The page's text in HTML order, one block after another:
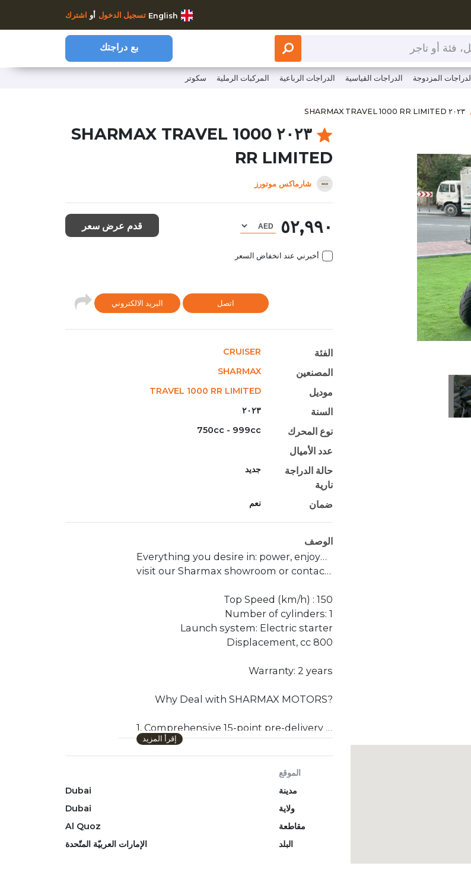
English تسجيل الدخول أو اشترك
بع دراجتك
الدراجات المزدوجة الدراجات القياسية الدراجات الرباعية المركبات الرملية سكوتر
https://www.clutchcycles.com/arhttps://www.clutchcycles.com/item/2023-sharmax-travel-1000-rr-limited
٢٠٢٣ SHARMAX TRAVEL 1000 RR LIMITED
٢٠٢٣ SHARMAX TRAVEL 1000 RR LIMITED
٢٠٢٣ SHARMAX TRAVEL 1000
RR LIMITED
شارماكس موتورز
٥٢,٩٩٠
أخبرني عند انخفاض السعر
قدم عرض سعر
اتصل البريد الالكتروني
الفئة CRUISER
المصنعين SHARMAX
موديل TRAVEL 1000 RR LIMITED
السنة ٢٠٢٣
نوع المحرك 750cc - 999cc
عدد الأميال
حالة الدراجة
نارية
جديد
ضمان نعم
الوصف
Everything you desire in: power, enjoyment, excellence, luxury, and flawless performance in the Sharmax 1000 RR LIMITED. Experience true enjoyment, unleash your spirit, and feel free to
visit our Sharmax showroom or contact us by phone.
Top Speed (km/h) : 150
Number of cylinders: 1
Launch system: Electric starter
Displacement, cc 800
Warranty: 2 years
Why Deal with SHARMAX MOTORS?
1. Comprehensive 15-point pre-delivery inspection
2. Warranty and After sales services
3. Professional and Trained Team dedicated to your inquiries
4. 100% Customer Satisfaction Guaranteed
سنالضمان: سنتين
إقرأ المزيد
الموقع
مدينة
Dubai
ولاية
Dubai
مقاطعة
Al Quoz
البلد
الإمارات العربيّة المتّحدة